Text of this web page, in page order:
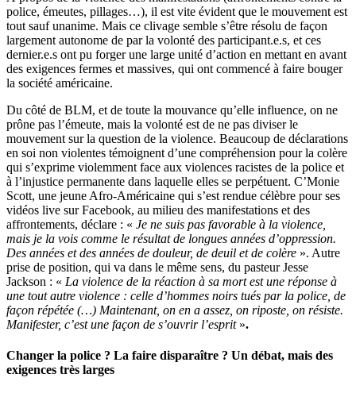
police, émeutes, pillages…), il est vite évident que le mouvement est
tout sauf unanime. Mais ce clivage semble s’être résolu de façon
largement autonome de par la volonté des participant.e.s, et ces
dernier.e.s ont pu forger une large unité d’action en mettant en avant
des exigences fermes et massives, qui ont commencé à faire bouger
la société américaine.
Du côté de BLM, et de toute la mouvance qu’elle influence, on ne
prône pas l’émeute, mais la volonté est de ne pas diviser le
mouvement sur la question de la violence. Beaucoup de déclarations
en soi non violentes témoignent d’une compréhension pour la colère
qui s’exprime violemment face aux violences racistes de la police et
à l’injustice permanente dans laquelle elles se perpétuent. C’Monie
Scott, une jeune Afro-Américaine qui s’est rendue célèbre pour ses
vidéos live sur Facebook, au milieu des manifestations et des
affrontements, déclare : « Je ne suis pas favorable à la violence,
mais je la vois comme le résultat de longues années d’oppression.
Des années et des années de douleur, de deuil et de colère ». Autre
prise de position, qui va dans le même sens, du pasteur Jesse
Jackson : « La violence de la réaction à sa mort est une réponse à
une tout autre violence : celle d’hommes noirs tués par la police, de
façon répétée (…) Maintenant, on en a assez, on riposte, on résiste.
Manifester, c’est une façon de s’ouvrir l’esprit».
Changer la police ? La faire disparaître ? Un débat, mais des
exigences très larges